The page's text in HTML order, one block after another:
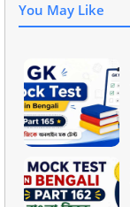
You May Like